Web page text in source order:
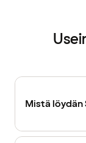
Mistä